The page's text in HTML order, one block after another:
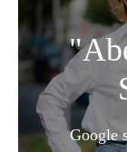
Google